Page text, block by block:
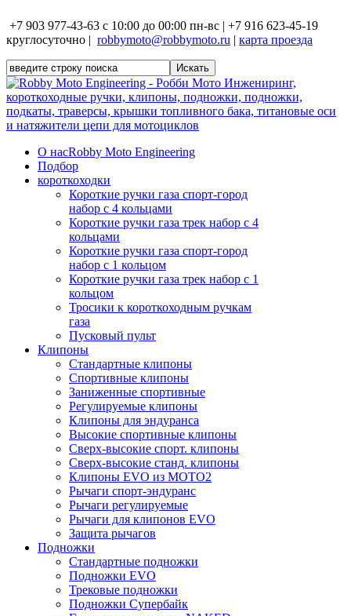
+7 903 977-43-63 с 10:00 до 00:00 пн-вс | +7 916 623-45-19
круглосуточно | robbymoto@robbymoto.ru | карта проезда
О насRobby Moto Engineering
Подбор
короткоходки
Короткие ручки газа спорт-город
набор с 4 кольцами
Короткие ручки газа трек набор с 4
кольцами
Короткие ручки газа спорт-город
набор с 1 кольцом
Короткие ручки газа трек набор с 1
кольцом
Тросики к короткоходным ручкам
газа
Пусковый пульт
Клипоны
Стандартные клипоны
Спортивные клипоны
Заниженные спортивные
Регулируемые клипоны
Клипоны для эндуранса
Высокие спортивные клипоны
Сверх-высокие спорт. клипоны
Сверх-высокие станд. клипоны
Клипоны EVO из MOTO2
Рычаги спорт-эндуранс
Рычаги регулируемые
Рычаги для клипонов EVO
Защита рычагов
Подножки
Стандартные подножки
Подножки EVO
Трековые подножки
Подножки Супербайк